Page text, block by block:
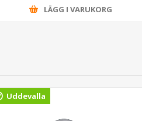
LÄGG I VARUKORG
Uddevalla